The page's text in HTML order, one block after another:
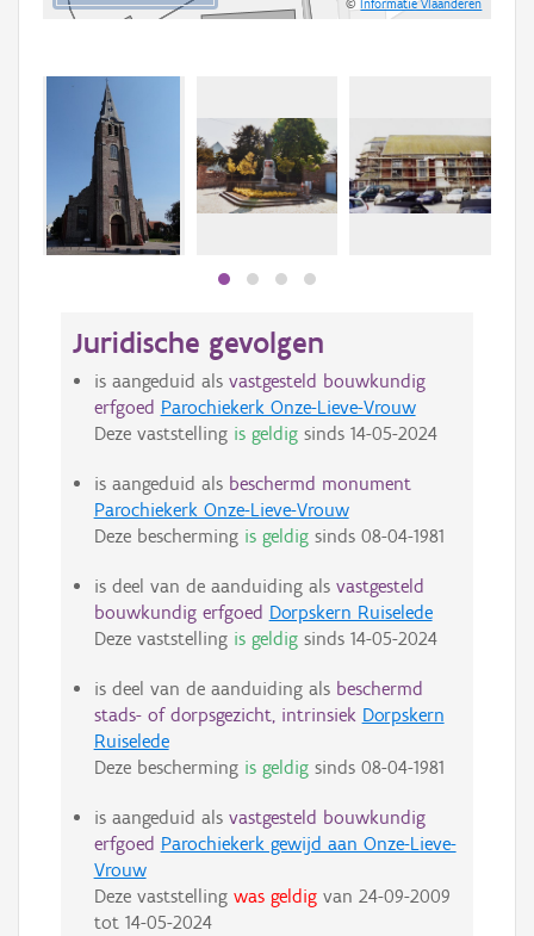
©Informatie Vlaanderen
Juridische gevolgen
is aangeduid als vastgesteld bouwkundig
erfgoed Parochiekerk Onze-Lieve-Vrouw
Deze vaststelling is geldigsinds 14-05-2024
is aangeduid als beschermd monument
Parochiekerk Onze-Lieve-Vrouw
Deze bescherming is geldigsinds 08-04-1981
is deel van de aanduiding als vastgesteld
bouwkundig erfgoed Dorpskern Ruiselede
Deze vaststelling is geldigsinds 14-05-2024
is deel van de aanduiding als beschermd
stads- of dorpsgezicht, intrinsiek Dorpskern
Ruiselede
Deze bescherming is geldigsinds 08-04-1981
is aangeduid als vastgesteld bouwkundig
erfgoed Parochiekerk gewijd aan Onze-Lieve-
Vrouw
Deze vaststelling was geldigvan 24-09-2009
tot 14-05-2024